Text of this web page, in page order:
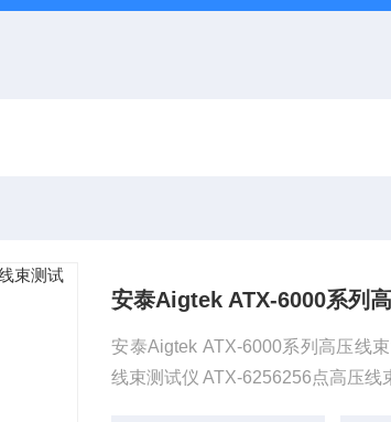
安泰Aigtek ATX-6000系列
安泰Aigtek ATX-6000系列高压线
线束测试仪 ATX-6256256点高压